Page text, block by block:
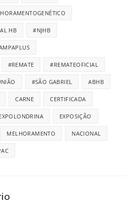
HB #NJHB
#REMATE #REMATEOFICIAL
#SÃO GABRIEL ABHB
CARNE CERTIFICADA
EXPOSIÇÃO
MELHORAMENTO NACIONAL